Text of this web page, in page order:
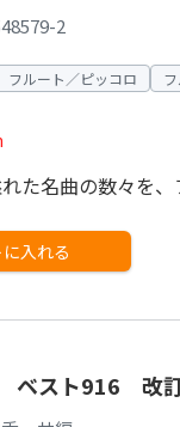
2
フルート／ピッコロ
た名曲の数々を
入れる
ベスト916 改